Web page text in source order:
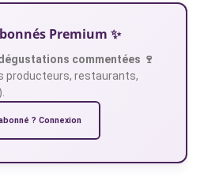
Premium ✨
commentées 🍷
producteurs, restaurants,
? Connexion